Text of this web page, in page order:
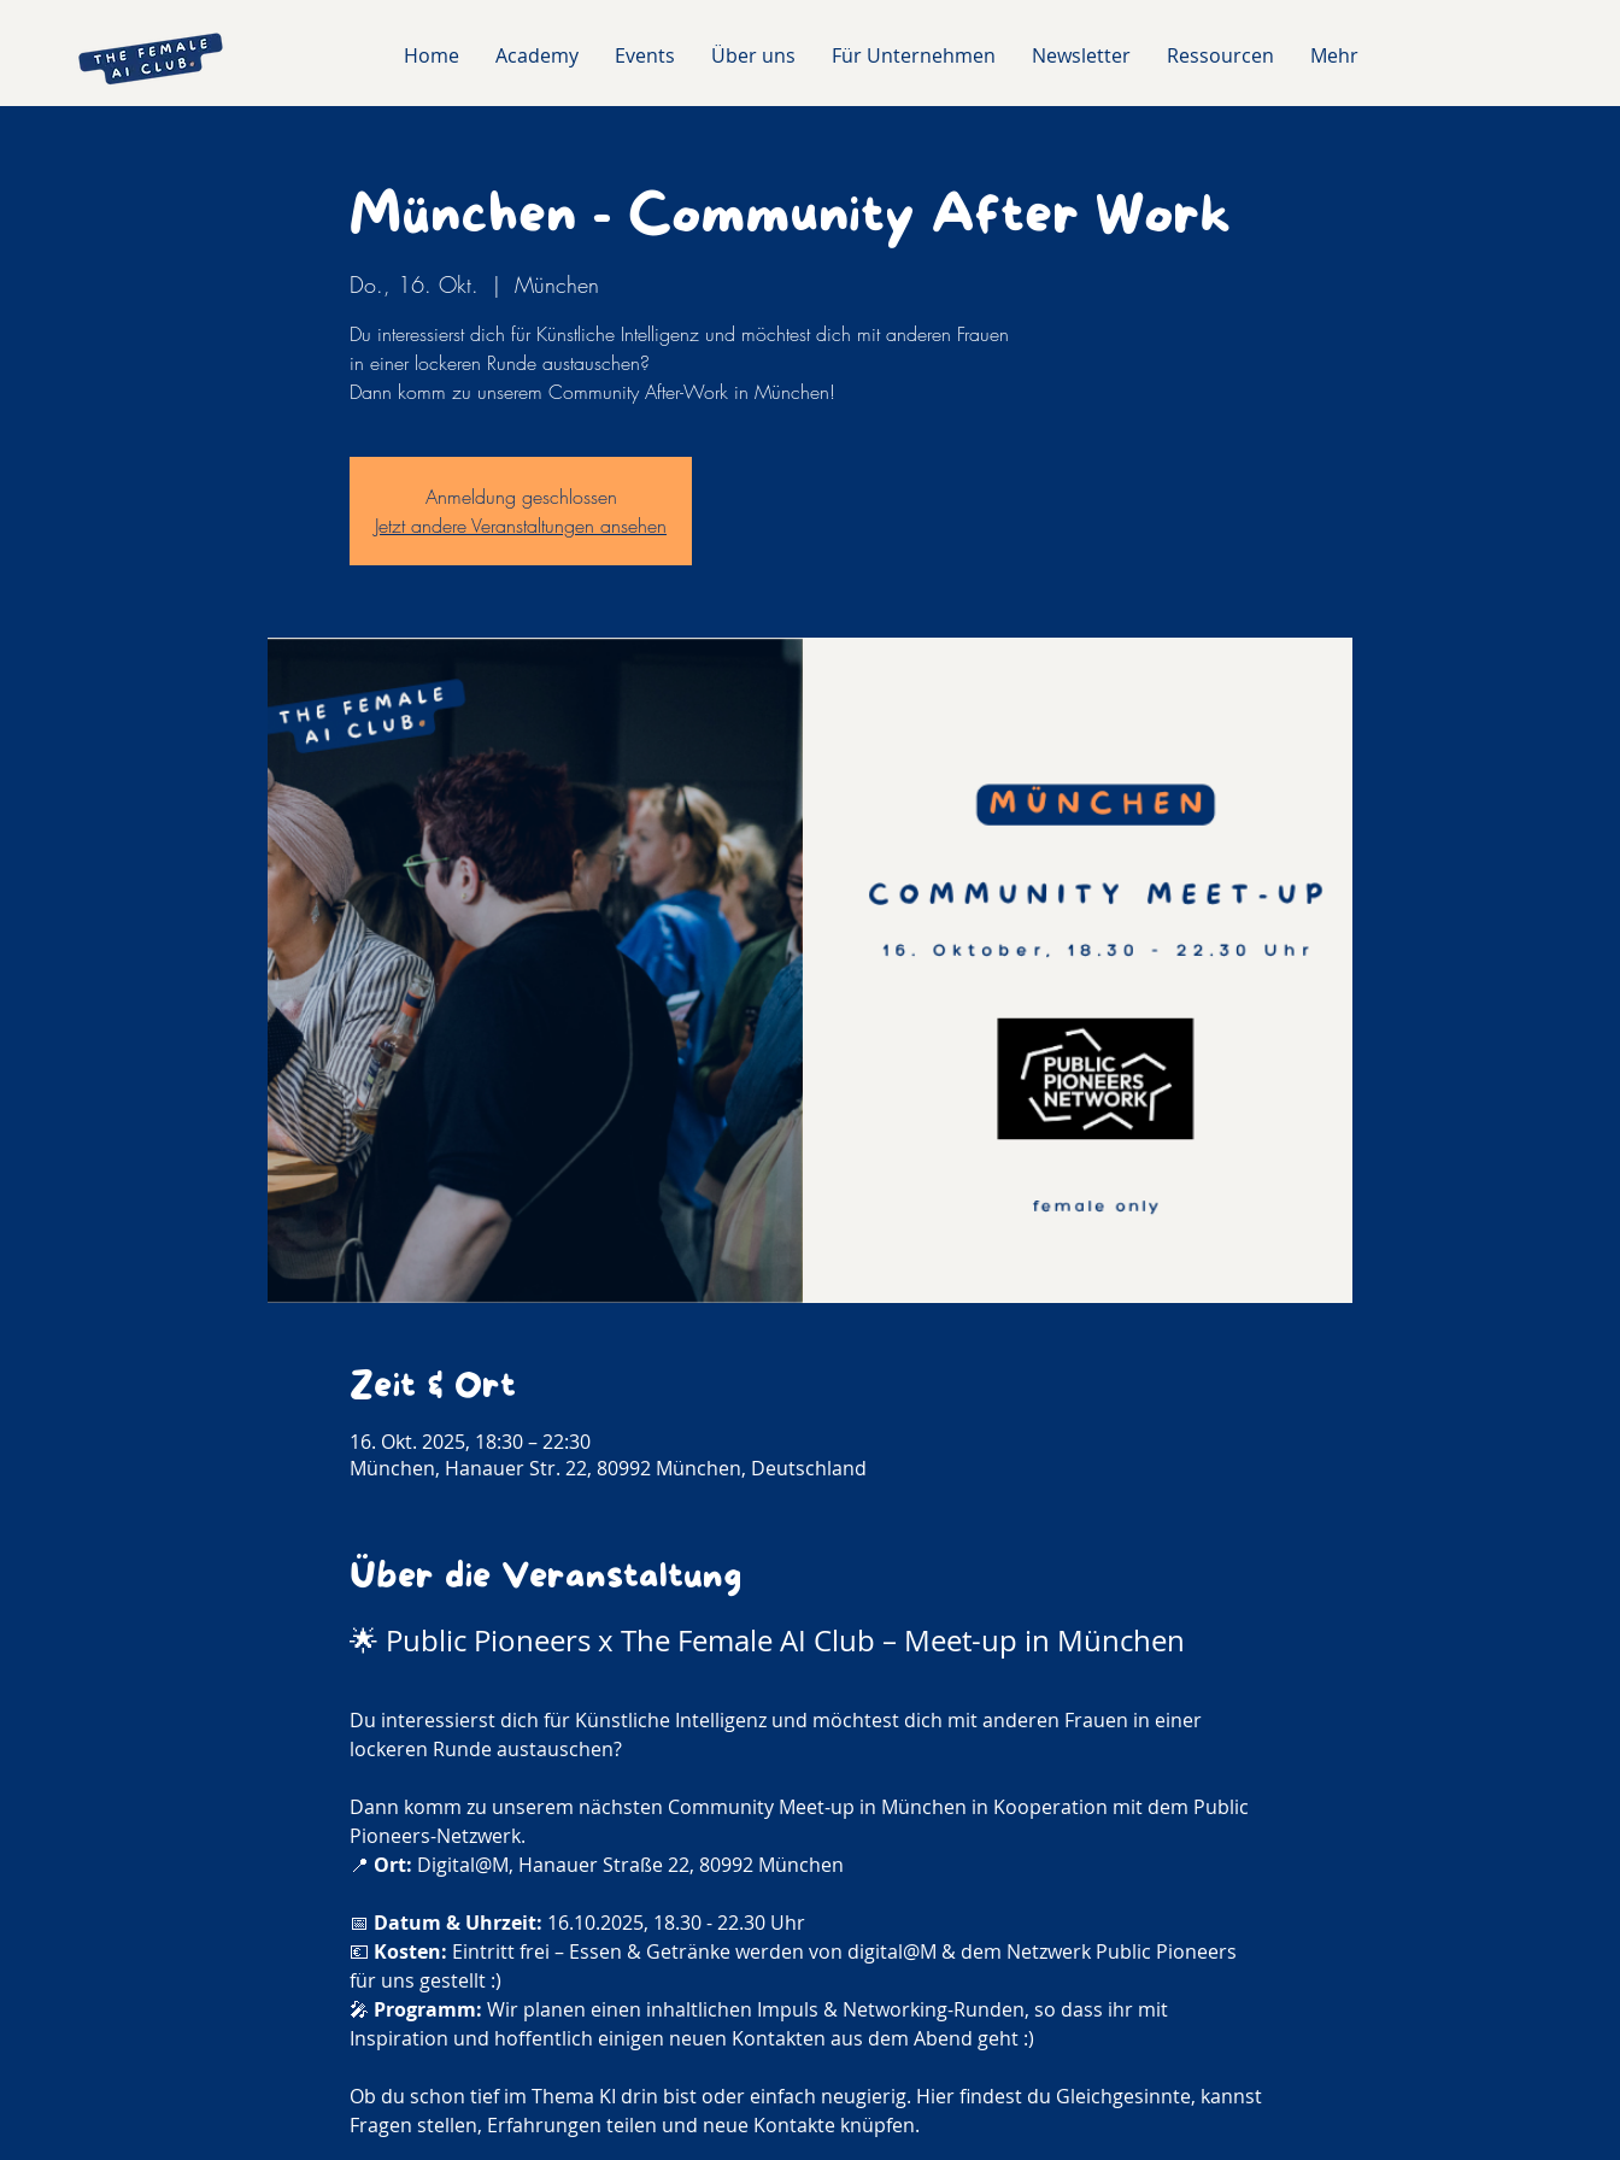
Home Academy Events Über uns Für Unternehmen Newsletter Ressourcen Mehr
München - Community After Work
Do., 16. Okt.
  |
München
Du interessierst dich für Künstliche Intelligenz und möchtest dich mit anderen Frauen
in einer lockeren Runde austauschen?
Dann komm zu unserem Community After-Work in München!
Anmeldung geschlossen
Jetzt andere Veranstaltungen ansehen
Zeit & Ort
16. Okt. 2025, 18:30 – 22:30
München, Hanauer Str. 22, 80992 München, Deutschland
Über die Veranstaltung
🌟 Public Pioneers x The Female AI Club – Meet-up in München
Du interessierst dich für Künstliche Intelligenz und möchtest dich mit anderen Frauen in einer
lockeren Runde austauschen?
Dann komm zu unserem nächsten Community Meet-up in München in Kooperation mit dem Public
Pioneers-Netzwerk.
📍 Ort: Digital@M, Hanauer Straße 22, 80992 München
📅 Datum & Uhrzeit: 16.10.2025, 18.30 - 22.30 Uhr
💶 Kosten: Eintritt frei – Essen & Getränke werden von digital@M & dem Netzwerk Public Pioneers
für uns gestellt :)
🎤 Programm: Wir planen einen inhaltlichen Impuls & Networking-Runden, so dass ihr mit
Inspiration und hoffentlich einigen neuen Kontakten aus dem Abend geht :)
Ob du schon tief im Thema KI drin bist oder einfach neugierig. Hier findest du Gleichgesinnte, kannst
Fragen stellen, Erfahrungen teilen und neue Kontakte knüpfen.